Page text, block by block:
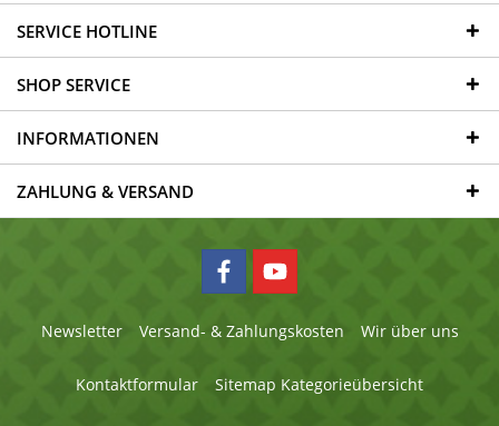
SERVICE HOTLINE
SHOP SERVICE
INFORMATIONEN
ZAHLUNG & VERSAND
Newsletter Versand- & Zahlungskosten Wir über uns
Kontaktformular Sitemap Kategorieübersicht